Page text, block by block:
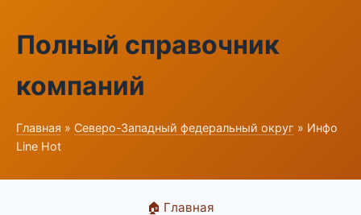
Полный справочник
компаний
Главная » Северо-Западный федеральный округ » Инфо
Line Hot
🏠 Главная